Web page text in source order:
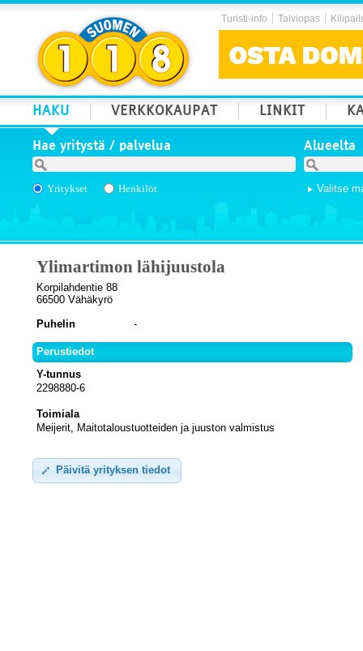
Turisti-info Talviopas
HAKU VERKKOKAUPAT LINKIT
Hae yritystä / palvelua
Yritykset Henkilöt
Alueelta
Valitse
Ylimartimon lähijuustola
Korpilahdentie 88
66500 Vähäkyrö
Puhelin
Perustiedot
Y-tunnus
2298880-6
Toimiala
Meijerit, Maitotaloustuotteiden ja juuston valmistus
Päivitä yrityksen tiedot